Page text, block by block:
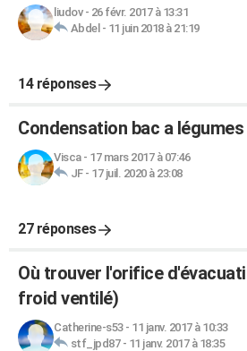
liudov- 26 févr. 2017 à 13:31
Abdel - 11 juin 2018 à 21:19
14 réponses
Condensation bac a
Visca- 17 mars 2017 à 07:46
JF- 17 juil. 2020 à 23:08
27 réponses
Où trouver l'orifice
froid ventilé)
Catherine-s53- 11 janv. 2017 à 10:33
stf_jpd87- 11 janv. 2017 à 18:35